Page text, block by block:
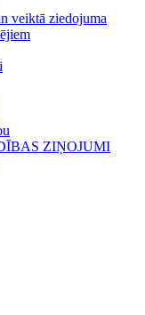
veiktā ziedojuma
ZIŅOJUMI